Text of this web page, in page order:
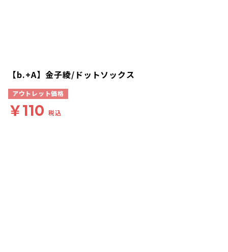
【b.+A】金子綾/ドットソックス
アウトレット価格
￥110 税込